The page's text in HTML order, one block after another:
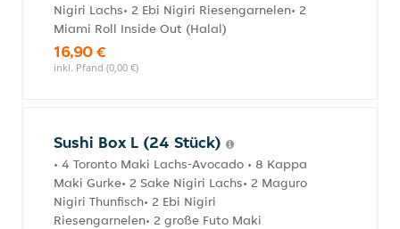
Nigiri Lachs• 2 Ebi Nigiri Riesengarnelen• 2
Miami Roll Inside Out (Halal)
16,90 €
inkl. Pfand (0,00 €)
Sushi Box L (24 Stück)
• 4 Toronto Maki Lachs-Avocado • 8 Kappa
Maki Gurke• 2 Sake Nigiri Lachs• 2 Maguro
Nigiri Thunfisch• 2 Ebi Nigiri
Riesengarnelen• 2 große Futo Maki